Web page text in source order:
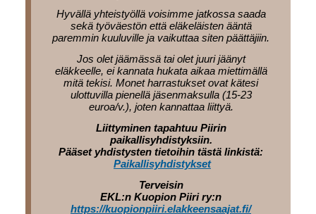
Hyvällä yhteistyöllä voisimme jatkossa saada
sekä työväestön että eläkeläisten ääntä
paremmin kuuluville ja vaikuttaa siten päättäjiin.
Jos olet jäämässä tai olet juuri jäänyt
eläkkeelle, ei kannata hukata aikaa miettimällä
mitä tekisi. Monet harrastukset ovat kätesi
ulottuvilla pienellä jäsenmaksulla (15-23
euroa/v.), joten kannattaa liittyä.
Liittyminen tapahtuu Piirin
paikallisyhdistyksiin.
Pääset yhdistysten tietoihin tästä linkistä:
Paikallisyhdistykset
Terveisin
EKL:n Kuopion Piiri ry:n
https://kuopionpiiri.elakkeensaajat.fi/